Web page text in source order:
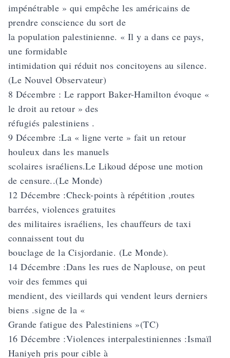
impénétrable » qui empêche les américains de
prendre conscience du sort de
la population palestinienne. « Il y a dans ce pays,
une formidable
intimidation qui réduit nos concitoyens au silence.
(Le Nouvel Observateur)
8 Décembre : Le rapport Baker-Hamilton évoque «
le droit au retour » des
réfugiés palestiniens .
9 Décembre :La « ligne verte » fait un retour
houleux dans les manuels
scolaires israéliens.Le Likoud dépose une motion
de censure..(Le Monde)
12 Décembre :Check-points à répétition ,routes
barrées, violences gratuites
des militaires israéliens, les chauffeurs de taxi
connaissent tout du
bouclage de la Cisjordanie. (Le Monde).
14 Décembre :Dans les rues de Naplouse, on peut
voir des femmes qui
mendient, des vieillards qui vendent leurs derniers
biens .signe de la «
Grande fatigue des Palestiniens »(TC)
16 Décembre :Violences interpalestiniennes :Ismaïl
Haniyeh pris pour cible à